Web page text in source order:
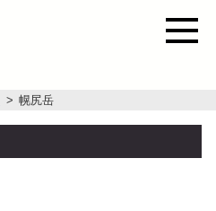
幌尻岳